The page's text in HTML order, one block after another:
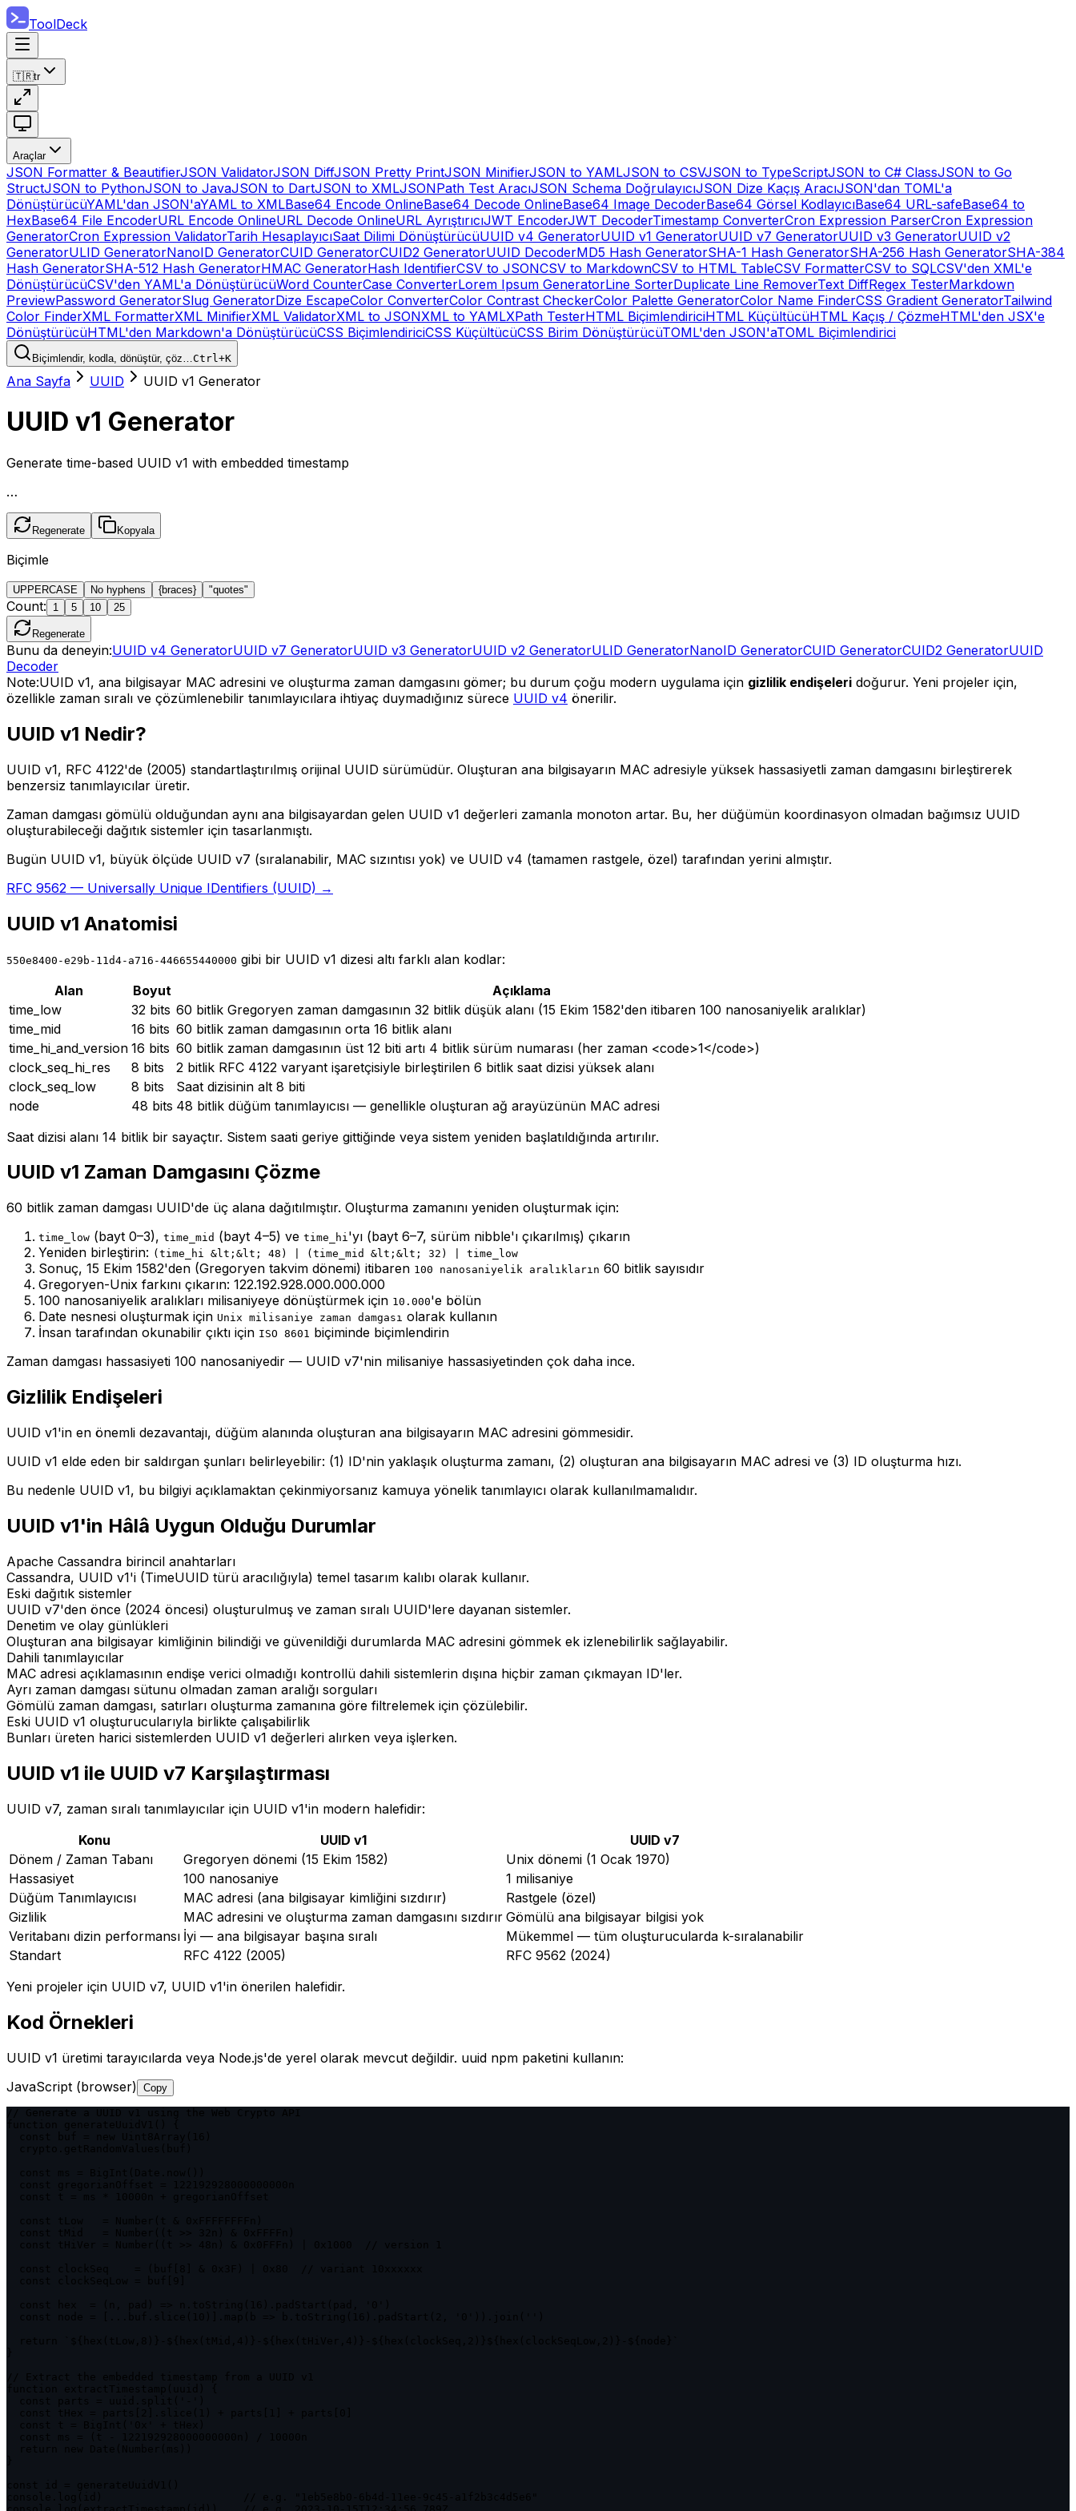
ToolDeck
🇹🇷tr
Araçlar
JSON Formatter & BeautifierJSON ValidatorJSON DiffJSON Pretty PrintJSON MinifierJSON to YAMLJSON to CSVJSON to TypeScriptJSON to C# ClassJSON to Go
StructJSON to PythonJSON to JavaJSON to DartJSON to XMLJSONPath Test AracıJSON Schema DoğrulayıcıJSON Dize Kaçış AracıJSON'dan TOML'a
DönüştürücüYAML'dan JSON'aYAML to XMLBase64 Encode OnlineBase64 Decode OnlineBase64 Image DecoderBase64 Görsel KodlayıcıBase64 URL-safeBase64 to
HexBase64 File EncoderURL Encode OnlineURL Decode OnlineURL AyrıştırıcıJWT EncoderJWT DecoderTimestamp ConverterCron Expression ParserCron Expression
GeneratorCron Expression ValidatorTarih HesaplayıcıSaat Dilimi DönüştürücüUUID v4 GeneratorUUID v1 GeneratorUUID v7 GeneratorUUID v3 GeneratorUUID v2
GeneratorULID GeneratorNanoID GeneratorCUID GeneratorCUID2 GeneratorUUID DecoderMD5 Hash GeneratorSHA-1 Hash GeneratorSHA-256 Hash GeneratorSHA-384
Hash GeneratorSHA-512 Hash GeneratorHMAC GeneratorHash IdentifierCSV to JSONCSV to MarkdownCSV to HTML TableCSV FormatterCSV to SQLCSV'den XML'e
DönüştürücüCSV'den YAML'a DönüştürücüWord CounterCase ConverterLorem Ipsum GeneratorLine SorterDuplicate Line RemoverText DiffRegex TesterMarkdown
PreviewPassword GeneratorSlug GeneratorDize EscapeColor ConverterColor Contrast CheckerColor Palette GeneratorColor Name FinderCSS Gradient GeneratorTailwind
Color FinderXML FormatterXML MinifierXML ValidatorXML to JSONXML to YAMLXPath TesterHTML BiçimlendiriciHTML KüçültücüHTML Kaçış / ÇözmeHTML'den JSX'e
DönüştürücüHTML'den Markdown'a DönüştürücüCSS BiçimlendiriciCSS KüçültücüCSS Birim DönüştürücüTOML'den JSON'aTOML Biçimlendirici
Biçimlendir, kodla, dönüştür, çöz…Ctrl+K
Ana Sayfa UUID UUID v1 Generator
UUID v1 Generator
Generate time-based UUID v1 with embedded timestamp
…
Regenerate Kopyala
Biçimle
UPPERCASE No hyphens {braces} "quotes"
Count: 1 5 10 25
Regenerate
Bunu da deneyin:UUID v4 GeneratorUUID v7 GeneratorUUID v3 GeneratorUUID v2 GeneratorULID GeneratorNanoID GeneratorCUID GeneratorCUID2 GeneratorUUID
Decoder
Note:UUID v1, ana bilgisayar MAC adresini ve oluşturma zaman damgasını gömer; bu durum çoğu modern uygulama için gizlilik endişeleri doğurur. Yeni projeler için,
özellikle zaman sıralı ve çözümlenebilir tanımlayıcılara ihtiyaç duymadığınız sürece UUID v4 önerilir.
UUID v1 Nedir?
UUID v1, RFC 4122'de (2005) standartlaştırılmış orijinal UUID sürümüdür. Oluşturan ana bilgisayarın MAC adresiyle yüksek hassasiyetli zaman damgasını birleştirerek
benzersiz tanımlayıcılar üretir.
Zaman damgası gömülü olduğundan aynı ana bilgisayardan gelen UUID v1 değerleri zamanla monoton artar. Bu, her düğümün koordinasyon olmadan bağımsız UUID
oluşturabileceği dağıtık sistemler için tasarlanmıştı.
Bugün UUID v1, büyük ölçüde UUID v7 (sıralanabilir, MAC sızıntısı yok) ve UUID v4 (tamamen rastgele, özel) tarafından yerini almıştır.
RFC 9562 — Universally Unique IDentifiers (UUID) →
UUID v1 Anatomisi
550e8400-e29b-11d4-a716-446655440000 gibi bir UUID v1 dizesi altı farklı alan kodlar:
Alan
Boyut
Açıklama
time_low
32 bits 60 bitlik Gregoryen zaman damgasının 32 bitlik düşük alanı (15 Ekim 1582'den itibaren 100 nanosaniyelik aralıklar)
time_mid
16 bits 60 bitlik zaman damgasının orta 16 bitlik alanı
time_hi_and_version 16 bits 60 bitlik zaman damgasının üst 12 biti artı 4 bitlik sürüm numarası (her zaman <code>1</code>)
clock_seq_hi_res
8 bits
2 bitlik RFC 4122 varyant işaretçisiyle birleştirilen 6 bitlik saat dizisi yüksek alanı
clock_seq_low
8 bits
Saat dizisinin alt 8 biti
node
48 bits 48 bitlik düğüm tanımlayıcısı — genellikle oluşturan ağ arayüzünün MAC adresi
Saat dizisi alanı 14 bitlik bir sayaçtır. Sistem saati geriye gittiğinde veya sistem yeniden başlatıldığında artırılır.
UUID v1 Zaman Damgasını Çözme
60 bitlik zaman damgası UUID'de üç alana dağıtılmıştır. Oluşturma zamanını yeniden oluşturmak için:
time_low (bayt 0–3), time_mid (bayt 4–5) ve time_hi'yı (bayt 6–7, sürüm nibble'ı çıkarılmış) çıkarın
Yeniden birleştirin: (time_hi &lt;&lt; 48) | (time_mid &lt;&lt; 32) | time_low
Sonuç, 15 Ekim 1582'den (Gregoryen takvim dönemi) itibaren 100 nanosaniyelik aralıkların 60 bitlik sayısıdır
Gregoryen-Unix farkını çıkarın: 122.192.928.000.000.000
100 nanosaniyelik aralıkları milisaniyeye dönüştürmek için 10.000'e bölün
Date nesnesi oluşturmak için Unix milisaniye zaman damgası olarak kullanın
İnsan tarafından okunabilir çıktı için ISO 8601 biçiminde biçimlendirin
Zaman damgası hassasiyeti 100 nanosaniyedir — UUID v7'nin milisaniye hassasiyetinden çok daha ince.
Gizlilik Endişeleri
UUID v1'in en önemli dezavantajı, düğüm alanında oluşturan ana bilgisayarın MAC adresini gömmesidir.
UUID v1 elde eden bir saldırgan şunları belirleyebilir: (1) ID'nin yaklaşık oluşturma zamanı, (2) oluşturan ana bilgisayarın MAC adresi ve (3) ID oluşturma hızı.
Bu nedenle UUID v1, bu bilgiyi açıklamaktan çekinmiyorsanız kamuya yönelik tanımlayıcı olarak kullanılmamalıdır.
UUID v1'in Hâlâ Uygun Olduğu Durumlar
Apache Cassandra birincil anahtarları
Cassandra, UUID v1'i (TimeUUID türü aracılığıyla) temel tasarım kalıbı olarak kullanır.
Eski dağıtık sistemler
UUID v7'den önce (2024 öncesi) oluşturulmuş ve zaman sıralı UUID'lere dayanan sistemler.
Denetim ve olay günlükleri
Oluşturan ana bilgisayar kimliğinin bilindiği ve güvenildiği durumlarda MAC adresini gömmek ek izlenebilirlik sağlayabilir.
Dahili tanımlayıcılar
MAC adresi açıklamasının endişe verici olmadığı kontrollü dahili sistemlerin dışına hiçbir zaman çıkmayan ID'ler.
Ayrı zaman damgası sütunu olmadan zaman aralığı sorguları
Gömülü zaman damgası, satırları oluşturma zamanına göre filtrelemek için çözülebilir.
Eski UUID v1 oluşturucularıyla birlikte çalışabilirlik
Bunları üreten harici sistemlerden UUID v1 değerleri alırken veya işlerken.
UUID v1 ile UUID v7 Karşılaştırması
UUID v7, zaman sıralı tanımlayıcılar için UUID v1'in modern halefidir:
Konu
UUID v1
UUID v7
Dönem / Zaman Tabanı
Gregoryen dönemi (15 Ekim 1582)
Unix dönemi (1 Ocak 1970)
Hassasiyet
100 nanosaniye
1 milisaniye
Düğüm Tanımlayıcısı
MAC adresi (ana bilgisayar kimliğini sızdırır)
Rastgele (özel)
Gizlilik
MAC adresini ve oluşturma zaman damgasını sızdırır Gömülü ana bilgisayar bilgisi yok
Veritabanı dizin performansı İyi — ana bilgisayar başına sıralı
Mükemmel — tüm oluşturucularda k-sıralanabilir
Standart
RFC 4122 (2005)
RFC 9562 (2024)
Yeni projeler için UUID v7, UUID v1'in önerilen halefidir.
Kod Örnekleri
UUID v1 üretimi tarayıcılarda veya Node.js'de yerel olarak mevcut değildir. uuid npm paketini kullanın:
JavaScript (browser) Copy